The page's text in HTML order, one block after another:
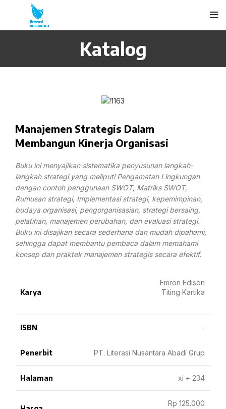
Katalog
Manajemen Strategis Dalam
Membangun Kinerja Organisasi
Buku ini menyajikan sistematika penyusunan langkah-
langkah strategi yang meliputi Pengamatan Lingkungan
dengan contoh penggunaan SWOT, Matriks SWOT,
Rumusan strategi, Implementasi strategi, kepemimpinan,
budaya organisasi, pengorganisasian, strategi bersaing,
pelatihan, manajemen perubahan, dan evaluasi strategi.
Buku ini disajikan secara sederhana dan mudah dipahami,
sehingga dapat membantu pembaca dalam memahami
konsep dan praktek manajemen strategis secara efektif.
Karya
Emron Edison
Titing Kartika
ISBN -
Penerbit PT. Literasi Nusantara Abadi Grup
Halaman xi + 234
Rp 125.000